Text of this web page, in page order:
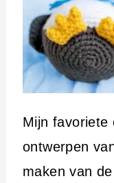
Mijn favoriete
ontwerpen
maken van